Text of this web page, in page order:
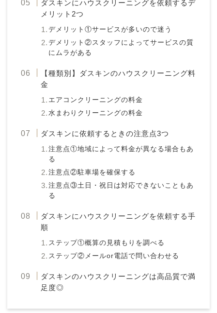
ダスキンにハウスクリーニングを依頼するデ
メリット2つ
デメリット①サービスが多いので迷う
デメリット②スタッフによってサービスの質
にムラがある
【種類別】ダスキンのハウスクリーニング料
金
エアコンクリーニングの料金
水まわりクリーニングの料金
ダスキンに依頼するときの注意点3つ
注意点①地域によって料金が異なる場合もあ
る
注意点②駐車場を確保する
注意点③土日・祝日は対応できないこともあ
る
ダスキンにハウスクリーニングを依頼する手
順
ステップ①概算の見積もりを調べる
ステップ②メールor電話で問い合わせる
ダスキンのハウスクリーニングは高品質で満
足度◎